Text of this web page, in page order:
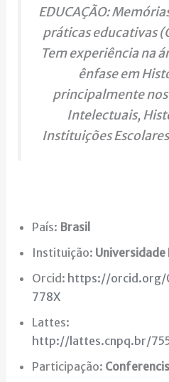
EDUCAÇÃO:
práticas educativas
Tem experiência na
ênfase em
principalmente
Intelectuais,
Instituições
País: Brasil
Instituição: Universidade
Orcid: https://
778X
Lattes:
http://lattes.cnpq.br/
Participação: